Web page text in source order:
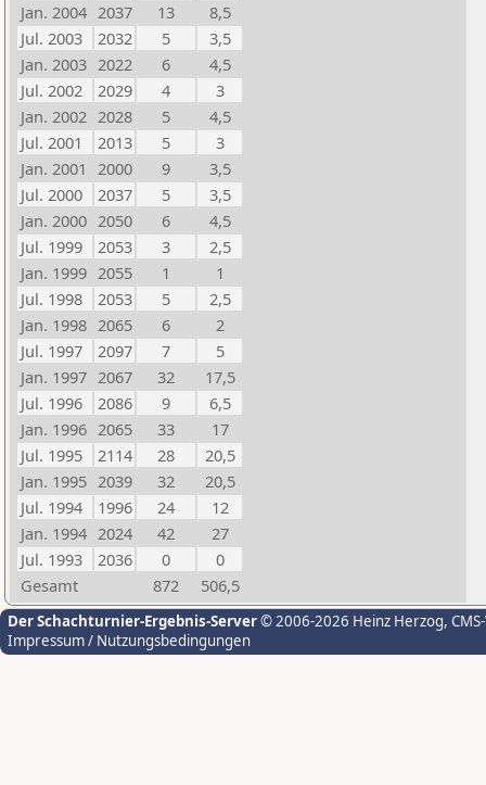
Jan. 2004 2037 13
8,5
Jul. 2003
2032 5
3,5
Jan. 2003 2022 6
4,5
Jul. 2002
2029 4
3
Jan. 2002 2028 5
4,5
Jul. 2001
2013 5
3
Jan. 2001 2000 9
3,5
Jul. 2000
2037 5
3,5
Jan. 2000 2050 6
4,5
Jul. 1999
2053 3
2,5
Jan. 1999 2055 1
1
Jul. 1998
2053 5
2,5
Jan. 1998 2065 6
2
Jul. 1997
2097 7
5
Jan. 1997 2067 32
17,5
Jul. 1996
2086 9
6,5
Jan. 1996 2065 33
17
Jul. 1995
2114 28
20,5
Jan. 1995 2039 32
20,5
Jul. 1994
1996 24
12
Jan. 1994 2024 42
27
Jul. 1993
2036 0
0
Gesamt
872 506,5
Der Schachturnier-Ergebnis-Server© 2006-2026 Heinz Herzog,
Impressum / Nutzungsbedingungen